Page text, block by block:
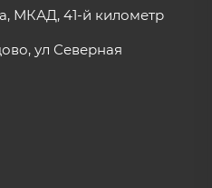
МКАД, 41-й километр
ул Северная